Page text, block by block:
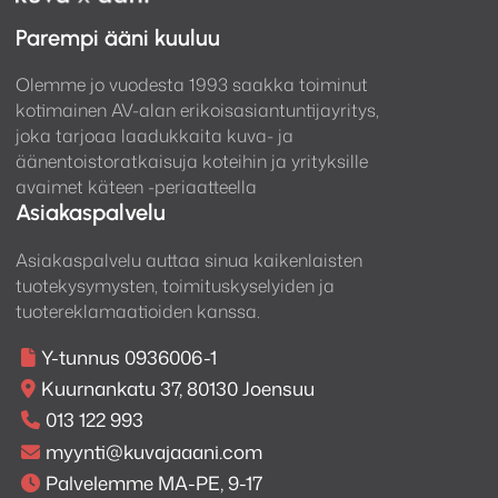
Tuetut signaalit:
Koaksiaalitulot: S/PDIF max 24 bit / 192 kHz
Optiset tulot: S/PDIF max 24 bit / 192 kHz
Sisääntulot:
bittinen stereo PCM)
2x TOSLINK optinen liitin 32-192 kbps (16-24
bittinen stereo PCM)
1x USB tyyppi ”B” liitin
Asynkroninen max 24 bit / 192 kHz PCM sekä
DSD64 ja DSD128
(toistettavan tiedoston/tietokoneen määrittelemä)
Lähdöt:
Parempi ääni kuuluu
Olemme jo vuodesta 1993 saakka toiminut
kotimainen AV-alan erikoisasiantuntijayritys,
joka tarjoaa laadukkaita kuva- ja
äänentoistoratkaisuja koteihin ja yrityksille
avaimet käteen -periaatteella
Asiakaspalvelu
Asiakaspalvelu auttaa sinua kaikenlaisten
tuotekysymysten, toimituskyselyiden ja
tuotereklamaatioiden kanssa.
Y-tunnus 0936006-1
Kuurnankatu 37, 80130 Joensuu
013 122 993
myynti@kuvajaaani.com
Palvelemme MA-PE, 9-17